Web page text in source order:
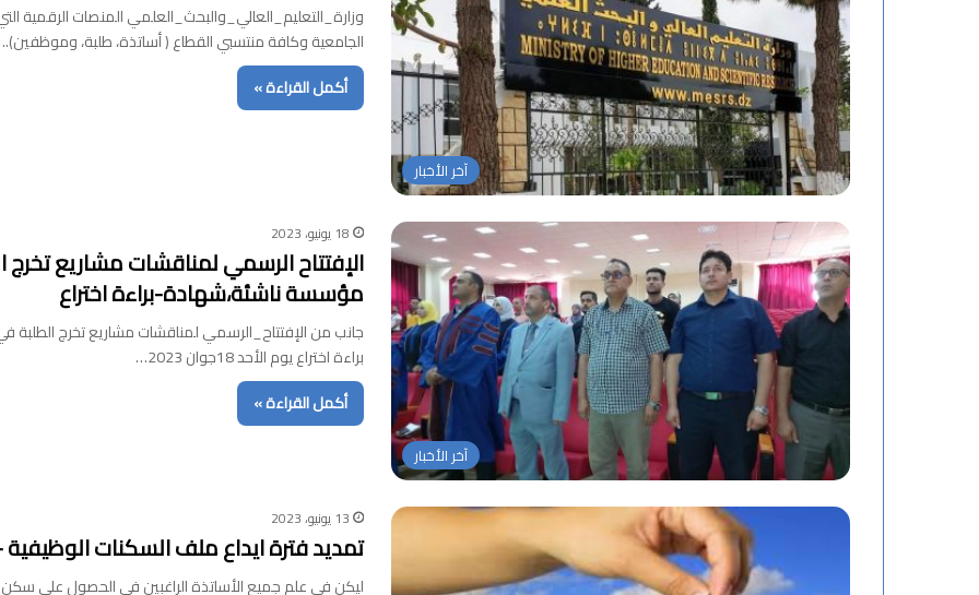
آخر الأخبار
وزارة_التعليم_العالي_والبحث_العلمي المنصات الرقمية
الجامعية وكافة منتسبي القطاع ( أساتذة، طلبة،
أكمل القراءة »
آخر الأخبار
18 يونيو، 2023
مؤسسة ناشئة،شهادة-براءة اختراع
براءة اختراع يوم الأحد 18جوان 2023…
أكمل القراءة »
13 يونيو، 2023
تمديد فترة ايداع ملف السكنات
ليكن في علم جميع الأساتذة الراغبين في الحصول على سكن وظيفي أنه يوجد 17 سكن